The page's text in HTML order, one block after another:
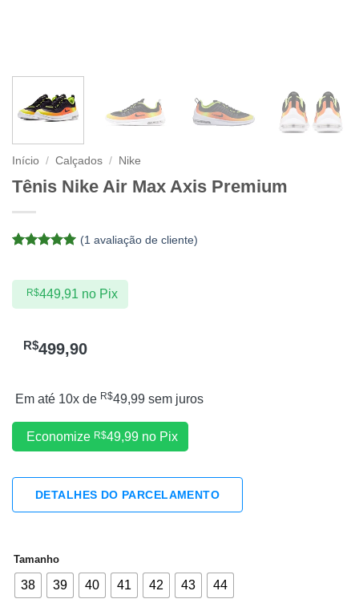
Início / Calçados / Nike
Tênis Nike Air Max Axis Premium
5, com
baseado em
avaliação
(1 avaliação de cliente)
R$499,90
Em até 10x de R$49,99 sem juros
R$449,91 no Pix
Economize R$49,99no Pix
DETALHES DO PARCELAMENTO
Tamanho
38 39 40 41 42 43 44